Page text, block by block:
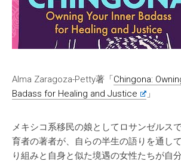
Alma Zaragoza-Petty著「Chingona:
Badass for Healing and Justice
」
メキシコ系移民の娘としてロサンゼルス
育者の著者が、自らの半生の語りを通し
り組みと自身と似た境遇の女性たちが自